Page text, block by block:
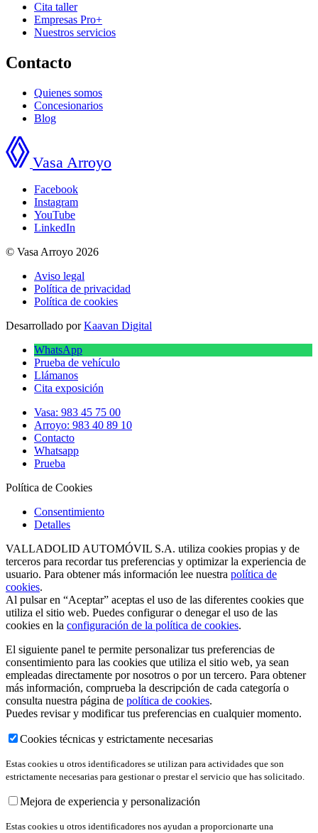
Cita taller
Empresas Pro+
Nuestros servicios
Contacto
Quienes somos
Concesionarios
Blog
Vasa Arroyo
Facebook
Instagram
YouTube
LinkedIn
© Vasa Arroyo 2026
Aviso legal
Política de privacidad
Política de cookies
Desarrollado porKaavan Digital
WhatsApp
Prueba de vehículo
Llámanos
Cita exposición
Vasa: 983 45 75 00
Arroyo: 983 40 89 10
Contacto
Whatsapp
Prueba
Política de Cookies
Consentimiento
Detalles
VALLADOLID AUTOMÓVIL S.A. utiliza cookies propias y de
terceros para recordar tus preferencias y optimizar la experiencia de
usuario. Para obtener más información lee nuestra política de
cookies.
Al pulsar en “Aceptar” aceptas el uso de las diferentes cookies que
utiliza el sitio web. Puedes configurar o denegar el uso de las
cookies en la configuración de la política de cookies.
El siguiente panel te permite personalizar tus preferencias de
consentimiento para las cookies que utiliza el sitio web, ya sean
empleadas directamente por nosotros o por un tercero. Para obtener
más información, comprueba la descripción de cada categoría o
consulta nuestra página de política de cookies.
Puedes revisar y modificar tus preferencias en cualquier momento.
Cookies técnicas y estrictamente necesarias
Estas cookies u otros identificadores se utilizan para actividades que son
estrictamente necesarias para gestionar o prestar el servicio que has solicitado.
Mejora de experiencia y personalización
Estas cookies u otros identificadores nos ayudan a proporcionarte una